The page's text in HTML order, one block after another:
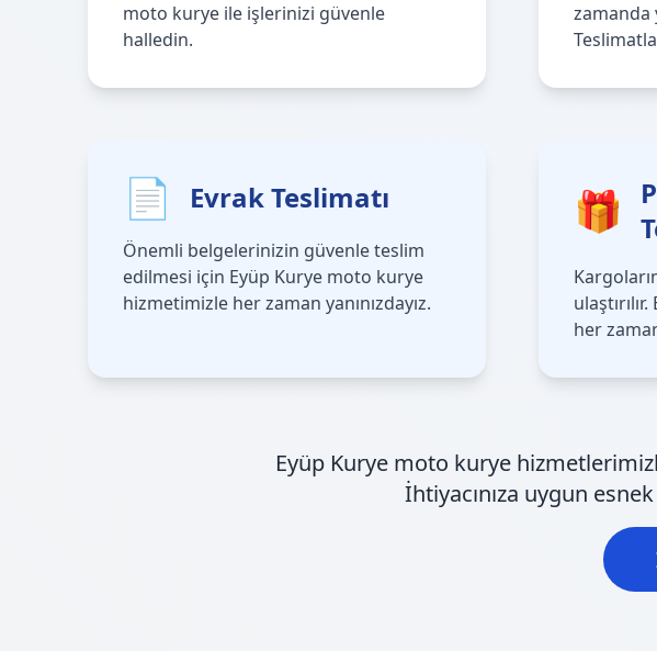
moto kurye ile işlerinizi güvenle
halledin.
zamanda
📄 Evrak Teslimatı
Önemli belgelerinizin güvenle teslim
edilmesi için Eyüp Kurye moto kurye
hizmetimizle her zaman yanınızdayız.
🎁
her
Eyüp Kurye moto kurye
İhtiyacınıza uygun